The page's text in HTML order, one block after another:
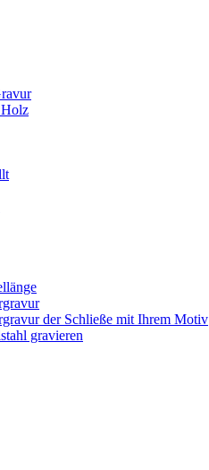
Holz
der Schließe mit Ihrem Motiv
gravieren